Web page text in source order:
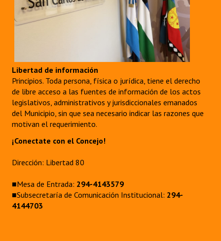
Libertad de información
Principios. Toda persona, física o jurídica, tiene el derecho
de libre acceso a las fuentes de información de los actos
legislativos, administrativos y jurisdiccionales emanados
del Municipio, sin que sea necesario indicar las razones que
motivan el requerimiento.
¡Conectate con el Concejo!
Dirección: Libertad 80
■Mesa de Entrada: 294-4143579
■Subsecretaría de Comunicación Institucional: 294-
4144703